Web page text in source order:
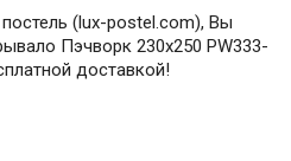
(lux-postel.com), Вы
Пэчворк 230х250 PW333-
доставкой!